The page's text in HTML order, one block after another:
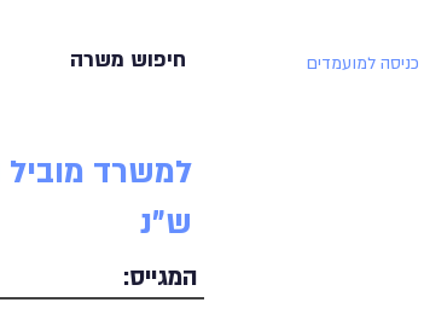
חיפוש משרה כניסה למועמדים
ש"נ
המגייס: